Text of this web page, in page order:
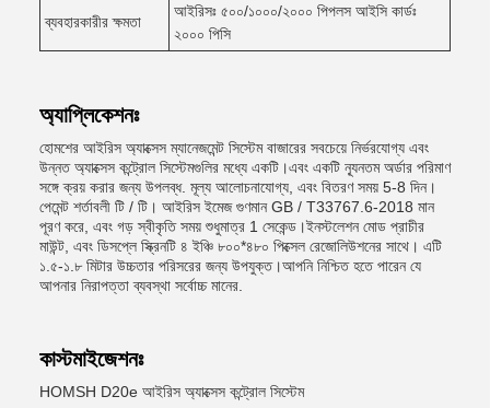
ব্যবহারকারীর ক্ষমতা
আইরিসঃ ৫০০/১০০০/২০০০ পিপলস আইসি কার্ডঃ
২০০০ পিসি
অ্যাপ্লিকেশনঃ
হোমশের আইরিস অ্যাক্সেস ম্যানেজমেন্ট সিস্টেম বাজারের সবচেয়ে নির্ভরযোগ্য এবং
উন্নত অ্যাক্সেস কন্ট্রোল সিস্টেমগুলির মধ্যে একটি।এবং একটি ন্যূনতম অর্ডার পরিমাণ
সঙ্গে ক্রয় করার জন্য উপলব্ধ. মূল্য আলোচনাযোগ্য, এবং বিতরণ সময় 5-8 দিন।
পেমেন্ট শর্তাবলী টি / টি। আইরিস ইমেজ গুণমান GB / T33767.6-2018 মান
পূরণ করে, এবং গড় স্বীকৃতি সময় শুধুমাত্র 1 সেকেন্ড।ইনস্টলেশন মোড প্রাচীর
মাউন্ট, এবং ডিসপ্লে স্ক্রিনটি ৪ ইঞ্চি ৮০০*৪৮০ পিক্সেল রেজোলিউশনের সাথে। এটি
১.৫-১.৮ মিটার উচ্চতার পরিসরের জন্য উপযুক্ত।আপনি নিশ্চিত হতে পারেন যে
আপনার নিরাপত্তা ব্যবস্থা সর্বোচ্চ মানের.
কাস্টমাইজেশনঃ
HOMSH D20e আইরিস অ্যাক্সেস কন্ট্রোল সিস্টেম